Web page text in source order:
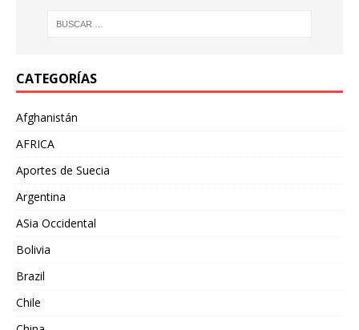
CATEGORÍAS
Afghanistán
AFRICA
Aportes de Suecia
Argentina
ASia Occidental
Bolivia
Brazil
Chile